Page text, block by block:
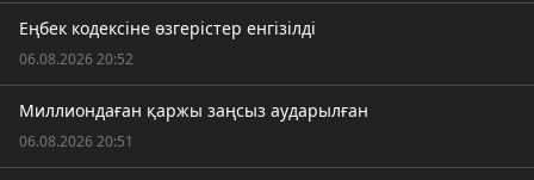
Еңбек кодексіне өзгерістер енгізілді
06.08.2026 20:52
Миллиондаған қаржы заңсыз аударылған
06.08.2026 20:51